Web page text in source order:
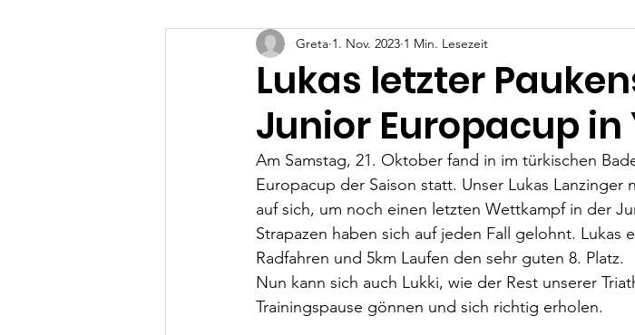
Lukas letzter
Junior Europacup in
Greta 1. Nov. 2023 1 Min. Lesezeit
Am Samstag, 21. Oktober fand in im türkischen
Europacup der Saison statt. Unser Lukas
auf sich, um noch einen letzten Wettkampf in der
Strapazen haben sich auf jeden Fall gelohnt. Lukas
Radfahren und 5km Laufen den sehr guten 8. Platz.
Nun kann sich auch Lukki, wie der Rest unserer
Trainingspause gönnen und sich richtig erholen.